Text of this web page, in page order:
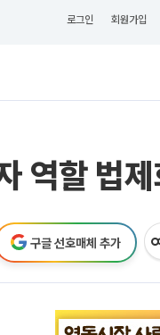
로그인 회원가입
역할 법
구글 선호매체 추가